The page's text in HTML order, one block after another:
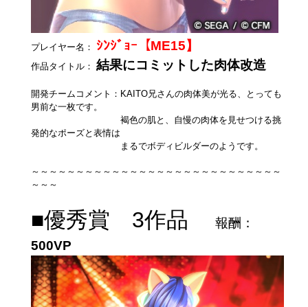
プレイヤー名： ｼﾝｼﾞｮｰ【ME15】
作品タイトル： 結果にコミットした肉体改造
開発チームコメント：KAITO兄さんの肉体美が光る、とっても
男前な一枚です。
褐色の肌と、自慢の肉体を見せつける挑
発的なポーズと表情は
まるでボディビルダーのようです。
～～～～～～～～～～～～～～～～～～～～～～～～～～～～
～～～
■優秀賞 3作品
報酬：
500VP